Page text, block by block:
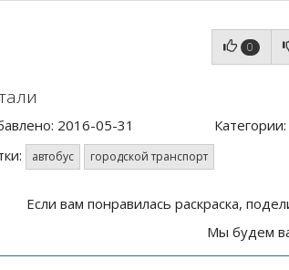
0
2016-05-31 Категории:
автобус городской транспорт
Если вам понравилась раскраска,
Мы будем